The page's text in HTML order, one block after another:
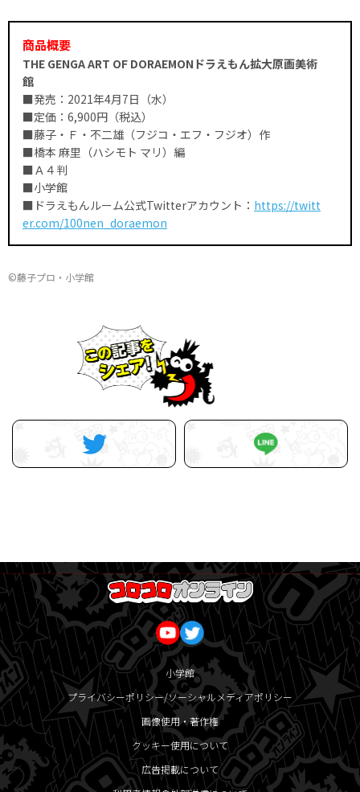
商品概要
THE GENGA ART OF DORAEMONドラえもん拡大原画美術
館
■発売：2021年4月7日（水）
■定価：6,900円（税込）
■藤子・Ｆ・不二雄（フジコ・エフ・フジオ）作
■橋本 麻里（ハシモト マリ）編
■Ａ４判
■小学館
■ドラえもんルーム公式Twitterアカウント： https://twitt
er.com/100nen_doraemon
©藤子プロ・小学館
小学館
プライバシーポリシー/ソーシャルメディアポリシー
画像使用・著作権
クッキー使用について
広告掲載について